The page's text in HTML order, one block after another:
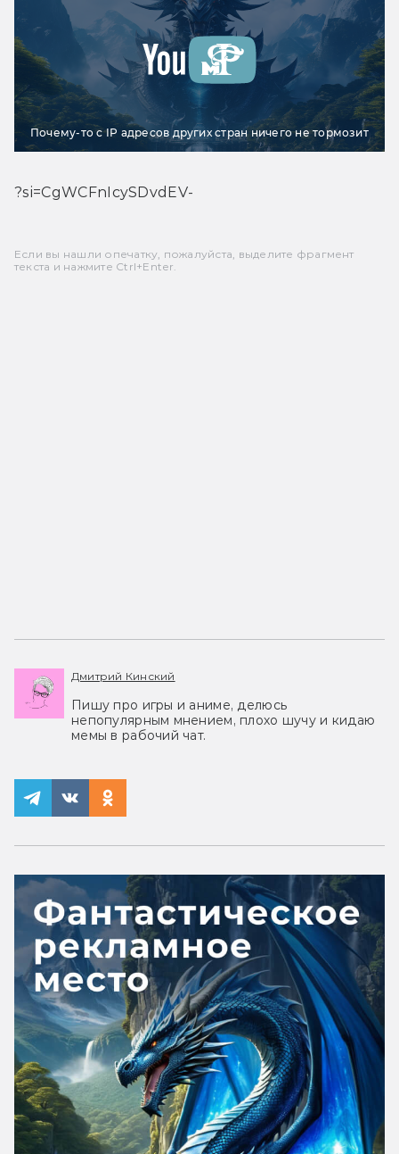
Почему-то с IP адресов других стран ничего не тормозит
?si=CgWCFnIcySDvdEV-
Если вы нашли опечатку, пожалуйста, выделите фрагмент
текста и нажмите Ctrl+Enter.
Дмитрий Кинский
Пишу про игры и аниме, делюсь
непопулярным мнением, плохо шучу и кидаю
мемы в рабочий чат.